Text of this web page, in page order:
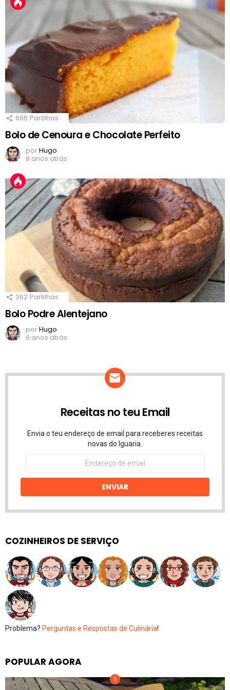
696 Partilhas
Bolo de Cenoura e Chocolate Perfeito
porHugo
8 anos atrás
362 Partilhas
Bolo Podre Alentejano
porHugo
6 anos atrás
Receitas no teu Email
Envia o teu endereço de email para receberes receitas
novas do Iguaria.
Endereço
email
ENVIAR
COZINHEIROS DE SERVIÇO
Problema? Perguntas e Respostas de Culinária!
POPULAR AGORA